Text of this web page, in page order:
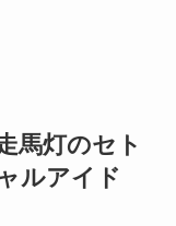
馬灯のセト
ルアイド